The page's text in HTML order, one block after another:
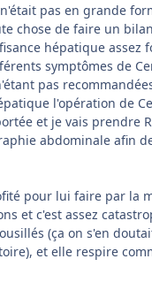
pas en grande
chose de faire un
hépatique assez
symptômes de
pas
l'opération de
et je vais prendre
abdominale afin
pour lui faire par la
et c'est assez
(ça on s'en
et elle respire